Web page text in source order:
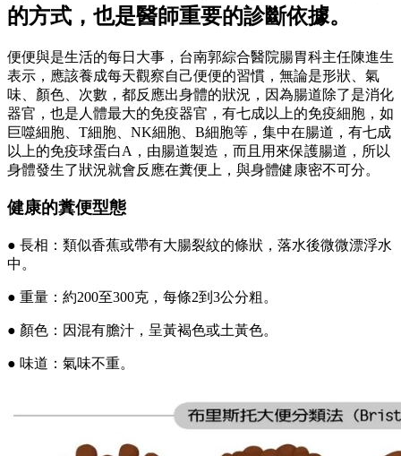
的方式，也是醫師重要的診斷依據。
便便與是生活的每日大事，台南郭綜合醫院腸胃科主任陳進生
表示，應該養成每天觀察自己便便的習慣，無論是形狀、氣
味、顏色、次數，都反應出身體的狀況，因為腸道除了是消化
器官，也是人體最大的免疫器官，有七成以上的免疫細胞，如
巨噬細胞、T細胞、NK細胞、B細胞等，集中在腸道，有七成
以上的免疫球蛋白A，由腸道製造，而且用來保護腸道，所以
身體發生了狀況就會反應在糞便上，與身體健康密不可分。
健康的糞便型態
● 長相：類似香蕉或帶有大腸裂紋的條狀，落水後微微漂浮水
中。
● 重量：約200至300克，每條2到3公分粗。
● 顏色：因混有膽汁，呈黃褐色或土黃色。
● 味道：氣味不重。